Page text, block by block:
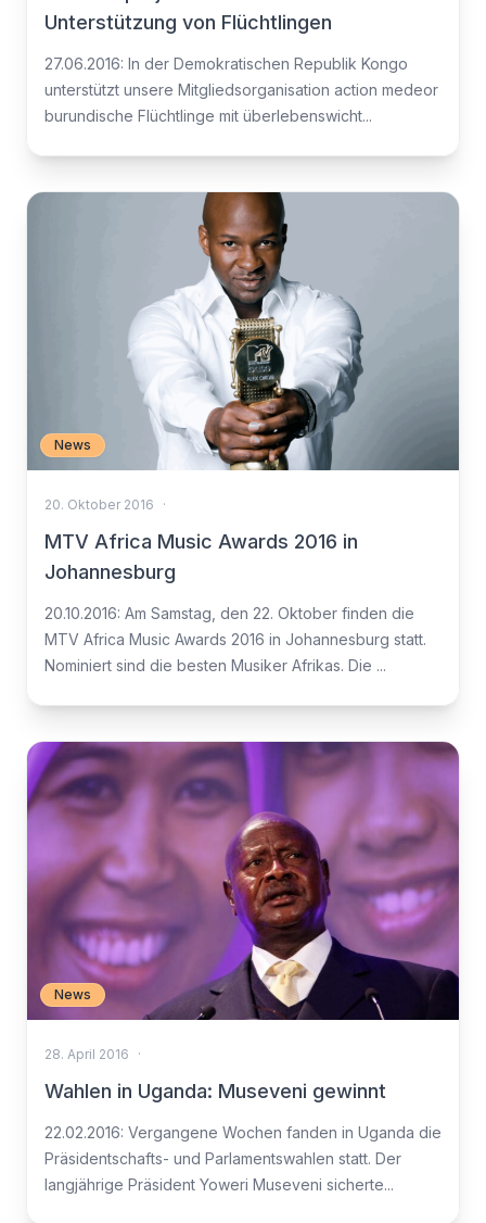
Unterstützung von Flüchtlingen
27.06.2016: In der Demokratischen Republik Kongo
unterstützt unsere Mitgliedsorganisation action medeor
burundische Flüchtlinge mit überlebenswicht...
News
20. Oktober 2016 ·
MTV Africa Music Awards 2016 in
Johannesburg
20.10.2016: Am Samstag, den 22. Oktober finden die
MTV Africa Music Awards 2016 in Johannesburg statt.
Nominiert sind die besten Musiker Afrikas. Die ...
News
28. April 2016 ·
Wahlen in Uganda: Museveni gewinnt
22.02.2016: Vergangene Wochen fanden in Uganda die
Präsidentschafts- und Parlamentswahlen statt. Der
langjährige Präsident Yoweri Museveni sicherte...